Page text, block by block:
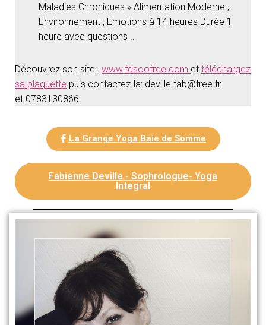
Maladies Chroniques » Alimentation Moderne ,
Environnement , Émotions à 14 heures Durée 1
heure avec questions ..
Découvrez son site: www.fdsoofree.com et téléchargez
sa plaquette puis contactez-la: deville.fab@free.fr
et 0783130866
La Grange Yoga Baie de Somme
Fabienne Deville - Sophrologue- Yoga
Integral